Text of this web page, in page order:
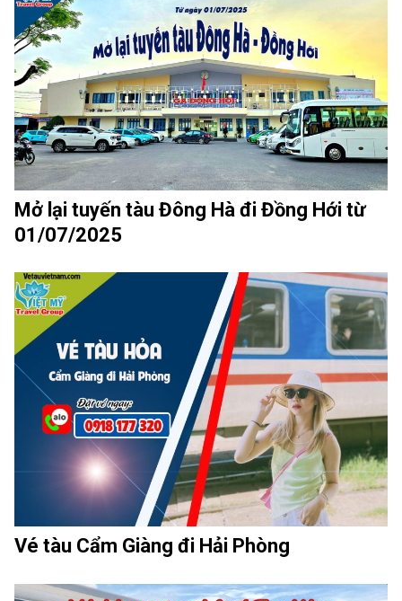
Mở lại tuyến tàu Đông Hà đi Đồng Hới từ
01/07/2025
Vé tàu Cẩm Giàng đi Hải Phòng